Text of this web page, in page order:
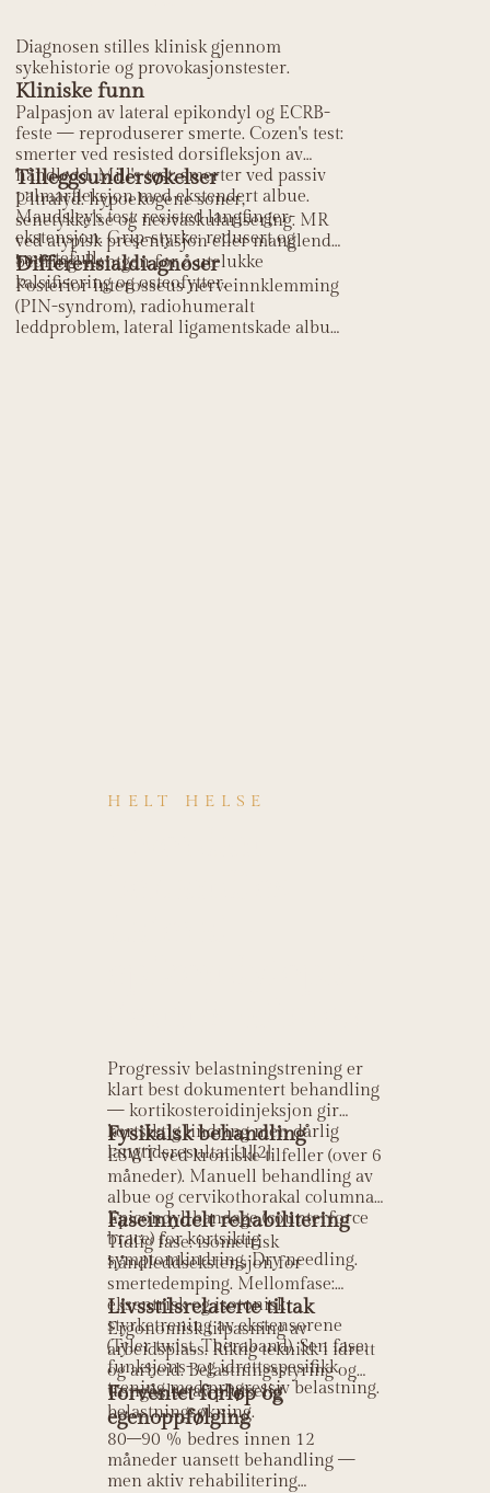
Diagnosen stilles klinisk gjennom
sykehistorie og provokasjonstester.
Kliniske funn
Palpasjon av lateral epikondyl og ECRB-
feste — reproduserer smerte. Cozen's test:
smerter ved resisted dorsifleksjon av
håndledd. Mill's test: smerter ved passiv
palmarfleksjon med ekstendert albue.
Maudsley's test: resisted langfinger-
ekstensjon. Grip-styrke: redusert og
smertefull.
Tilleggsundersøkelser
Ultralyd: hypoekogene soner,
senetykkelse og neovaskularisering. MR
ved atypisk presentasjon eller manglende
bedring. Røntgen for å utelukke
kalsifisering og osteofytter.
Differensialdiagnoser
Posterior interosseus nerveinnklemming
(PIN-syndrom), radiohumeralt
leddproblem, lateral ligamentskade albue
HELT HELSE
Progressiv belastningstrening er
klart best dokumentert behandling
— kortikosteroidinjeksjon gir
kortsiktig lindring men dårlig
langtidsresultat [1][2].
Fysikalsk behandling
ESWT ved kroniske tilfeller (over 6
måneder). Manuell behandling av
albue og cervikothorakal columna.
Epicondyl-bandage (counterforce
brace) for kortsiktig
symptomlindring. Dry needling.
Faseinndelt rehabilitering
Tidlig fase: isometrisk
håndleddsekstensjon for
smertedemping. Mellomfase:
eksentrisk og isotonisk
styrketrening av ekstensorene
(Tyler twist, Theraband). Sen fase:
funksjons- og idrettsspesifikk
trening med progressiv belastning.
Livsstilsrelaterte tiltak
Ergonomisk tilpasning av
arbeidsplass. Riktig teknikk i idrett
og arbeid. Belastningsstyring og
unngåelse av plutselig
belastningsøkning.
Forventet forløp og
egenoppfølging
80–90 % bedres innen 12
måneder uansett behandling —
men aktiv rehabilitering